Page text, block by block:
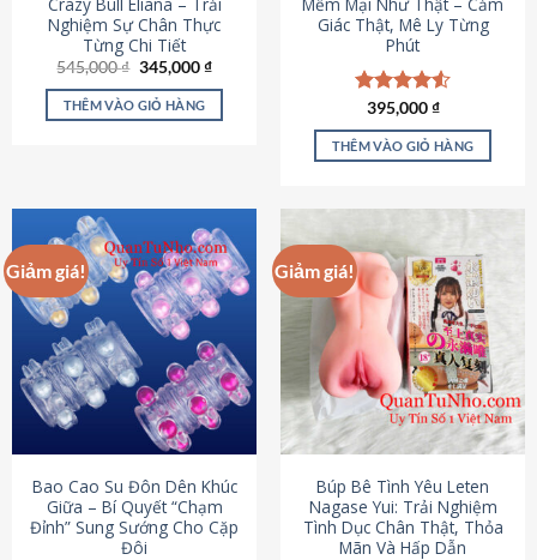
Crazy Bull Eliana – Trải
Nghiệm Sự Chân Thực
Từng Chi Tiết
545,000₫ Giá
là:
545,000 ₫.
345,000₫Giá
tại
THÊM VÀO GIỎ HÀNG
Mềm Mại Như Thật – Cảm
Giác Thật, Mê Ly Từng
Phút
Được xếp
hạng4.53
5 sao
395,000₫
THÊM VÀO GIỎ HÀNG
Giảm giá!
Bao Cao Su Đôn Dên Khúc
Giữa – Bí Quyết “Chạm
Đỉnh” Sung Sướng Cho Cặp
Đôi
Giảm giá!
Búp Bê Tình Yêu Leten
Nagase Yui: Trải Nghiệm
Tình Dục Chân Thật, Thỏa
Mãn Và Hấp Dẫn